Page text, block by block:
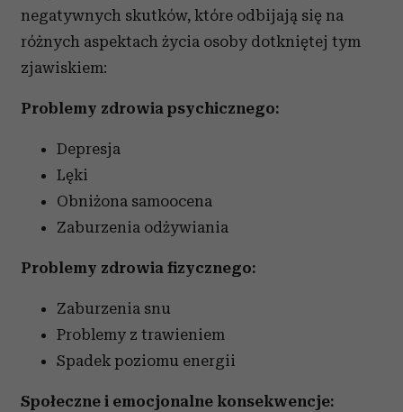
negatywnych skutków, które odbijają się na
różnych aspektach życia osoby dotkniętej tym
zjawiskiem:
Problemy zdrowia psychicznego:
Depresja
Lęki
Obniżona samoocena
Zaburzenia odżywiania
Problemy zdrowia fizycznego:
Zaburzenia snu
Problemy z trawieniem
Spadek poziomu energii
Społeczne i emocjonalne konsekwencje: